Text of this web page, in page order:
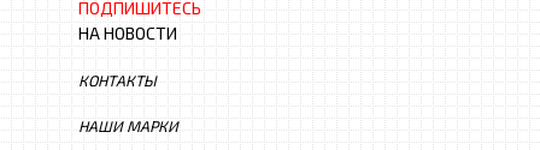
ПОДПИШИТЕСЬ
НА НОВОСТИ
КОНТАКТЫ
НАШИ МАРКИ